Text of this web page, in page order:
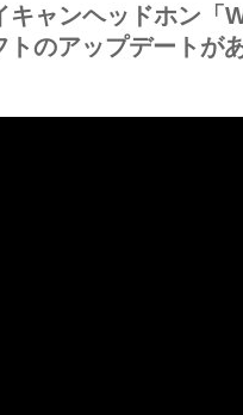
キャンヘッドホン「
トのアップデートが